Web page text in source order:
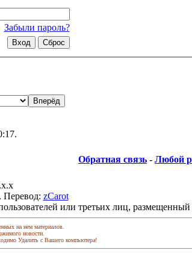
Забыли пароль?
.
Обратная связь - Любой
Перевод: zCarot
или третьих лиц, размещенный
на нем материалов.
новости.
Удалить с Вашего компьютера!